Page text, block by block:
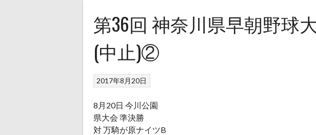
第36回 神奈川県早朝野球
(中止)②
2017年8月20日
8月20日 今川公園
県大会 準決勝
対 万騎が原ナイツB